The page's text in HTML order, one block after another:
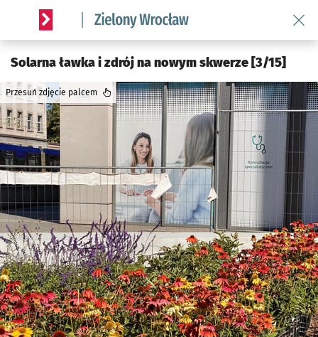
Serwis informacyjny wroclaw.pl podserwis: Środowisko we
Solarna ławka i zdrój na nowym skwerze [3/15]
Przesuń zdjęcie palcem